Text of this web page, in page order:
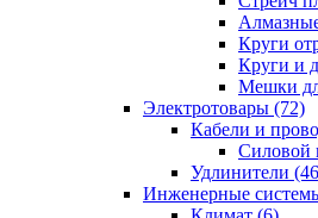
Круги
Круги и
Мешки
Электротовары (72)
Кабели и
Силовой
Удлинители
Инженерные